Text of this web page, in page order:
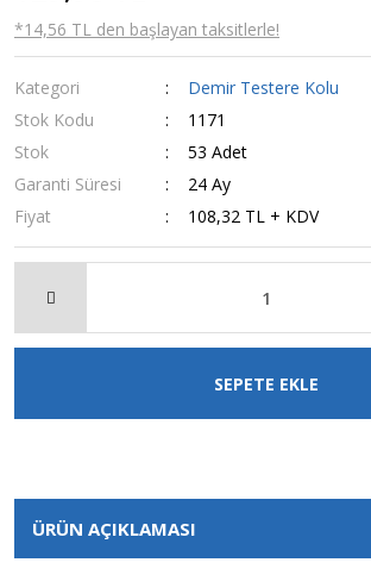
*14,56 TL den başlayan taksitlerle!
Kategori
Demir Testere Kolu
Stok Kodu
1171
Stok
53 Adet
Garanti Süresi
24 Ay
Fiyat
108,32 TL + KDV
SEPETE EKLE
ÜRÜN AÇIKLAMASI